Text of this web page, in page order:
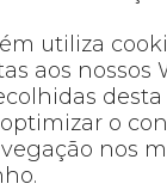
utiliza
aos nossos
o
nos